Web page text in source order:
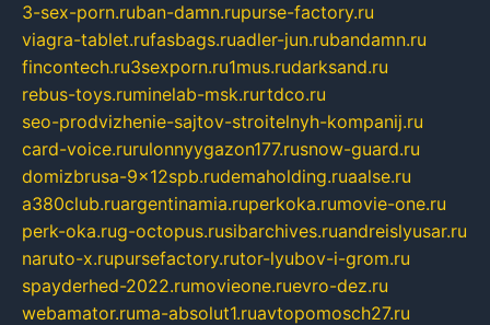
3-sex-porn.ruban-damn.rupurse-factory.ru
viagra-tablet.rufasbags.ruadler-jun.rubandamn.ru
fincontech.ru3sexporn.ru1mus.rudarksand.ru
rebus-toys.ruminelab-msk.rurtdco.ru
seo-prodvizhenie-sajtov-stroitelnyh-kompanij.ru
card-voice.rurulonnyygazon177.rusnow-guard.ru
domizbrusa-9x12spb.rudemaholding.ruaalse.ru
a380club.ruargentinamia.ruperkoka.rumovie-one.ru
perk-oka.rug-octopus.rusibarchives.ruandreislyusar.ru
naruto-x.rupursefactory.rutor-lyubov-i-grom.ru
spayderhed-2022.rumovieone.ruevro-dez.ru
webamator.ruma-absolut1.ruavtopomosch27.ru